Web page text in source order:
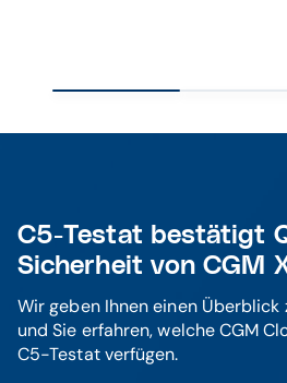
C5-Testat bestätigt
Sicherheit von CGM
Wir geben Ihnen einen
und Sie erfahren, welche CGM
C5-Testat verfügen.